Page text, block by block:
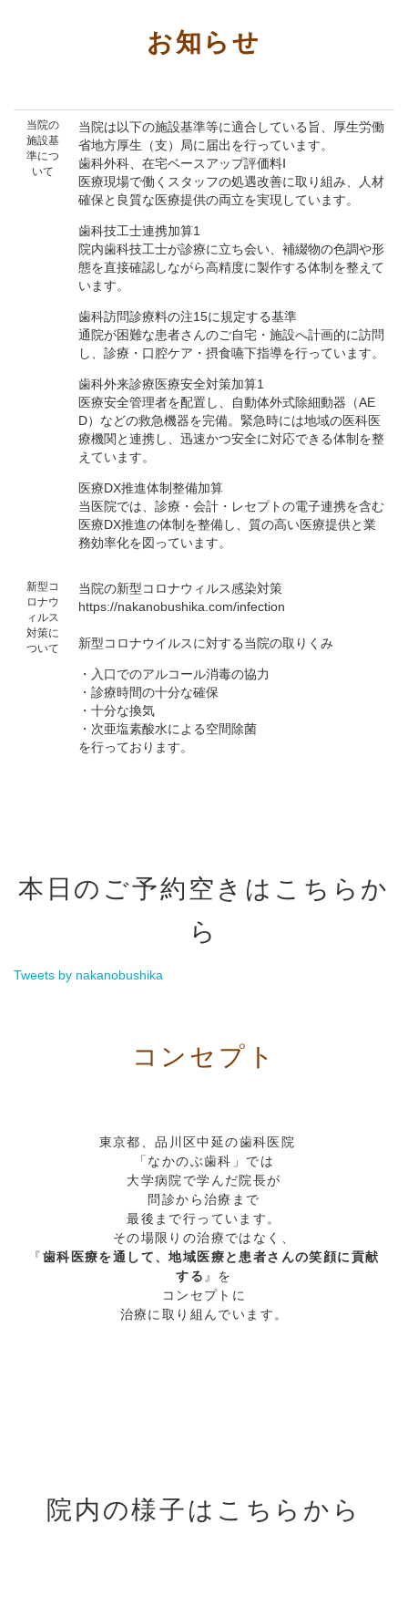
お知らせ
当院の
施設基
準につ
いて
当院は以下の施設基準等に適合している旨、厚生労働
省地方厚生（支）局に届出を行っています。
歯科外科、在宅ベースアップ評価料Ⅰ
医療現場で働くスタッフの処遇改善に取り組み、人材
確保と良質な医療提供の両立を実現しています。
歯科技工士連携加算1
院内歯科技工士が診療に立ち会い、補綴物の色調や形
態を直接確認しながら高精度に製作する体制を整えて
います。
歯科訪問診療料の注15に規定する基準
通院が困難な患者さんのご自宅・施設へ計画的に訪問
し、診療・口腔ケア・摂食嚥下指導を行っています。
歯科外来診療医療安全対策加算1
医療安全管理者を配置し、自動体外式除細動器（AE
D）などの救急機器を完備。緊急時には地域の医科医
療機関と連携し、迅速かつ安全に対応できる体制を整
えています。
医療DX推進体制整備加算
当医院では、診療・会計・レセプトの電子連携を含む
医療DX推進の体制を整備し、質の高い医療提供と業
務効率化を図っています。
新型コ
ロナウ
ィルス
対策に
ついて
当院の新型コロナウィルス感染対策
https://nakanobushika.com/infection
新型コロナウイルスに対する当院の取りくみ
・入口でのアルコール消毒の協力
・診療時間の十分な確保
・十分な換気
・次亜塩素酸水による空間除菌
を行っております。
本日のご予約空きはこちらか
ら
Tweets by nakanobushika
コンセプト
東京都、品川区中延の歯科医院
「なかのぶ歯科」では
大学病院で学んだ院長が
問診から治療まで
最後まで行っています。
その場限りの治療ではなく、
『歯科医療を通して、地域医療と患者さんの笑顔に貢献
する 』を
コンセプトに
治療に取り組んでいます。
院内の様子はこちらから